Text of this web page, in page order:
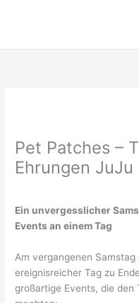
Pet Patches –
Ehrungen JuJu
Ein unvergesslicher
Events an einem Tag
Am vergangenen
ereignisreicher Tag zu
großartige Events, die den